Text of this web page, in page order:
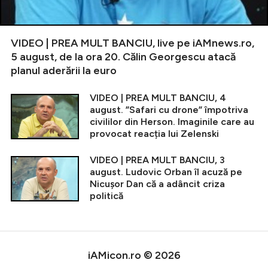
VIDEO | PREA MULT BANCIU, live pe iAMnews.ro,
5 august, de la ora 20. Călin Georgescu atacă
planul aderării la euro
VIDEO | PREA MULT BANCIU, 4
august. ”Safari cu drone” împotriva
civililor din Herson. Imaginile care au
provocat reacția lui Zelenski
VIDEO | PREA MULT BANCIU, 3
august. Ludovic Orban îl acuză pe
Nicușor Dan că a adâncit criza
politică
iAMicon.ro © 2026